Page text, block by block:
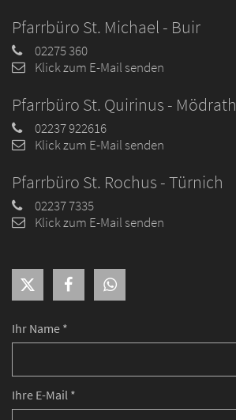
Ihr Name *
Ihre E-Mail *
Pfarrbüro St. Michael - Buir
02275 360
Klick zum E-Mail senden
Pfarrbüro St. Quirinus - Mödrath
02237 922616
Klick zum E-Mail senden
Pfarrbüro St. Rochus - Türnich
02237 7335
Klick zum E-Mail senden